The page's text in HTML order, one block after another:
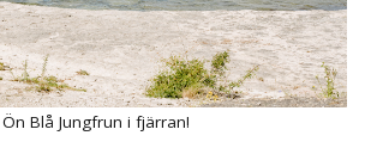
Ön Blå Jungfrun i fjärran!